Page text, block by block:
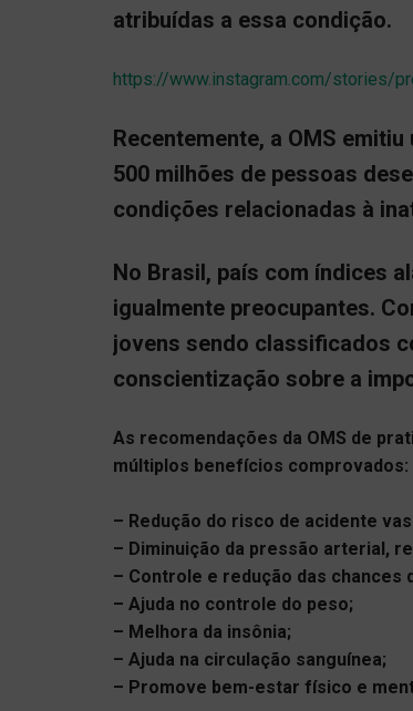
atribuídas a essa condição.
https://www.instagram.com/stories/
Recentemente, a OMS
500 milhões de pessoas
condições relacionadas à
No Brasil, país com índices
igualmente preocupantes.
jovens sendo classificados
conscientização sobre a
As recomendações da OMS de
múltiplos benefícios comprovados:
– Redução do risco de acidente
– Diminuição da pressão arterial,
– Controle e redução das chances
– Ajuda no controle do peso;
– Melhora da insônia;
– Ajuda na circulação sanguínea;
– Promove bem-estar físico e